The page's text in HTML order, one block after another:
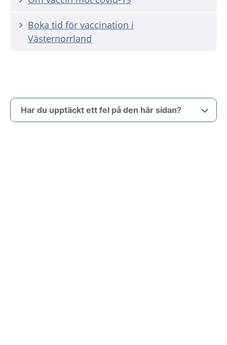
Boka tid för vaccination i
Västernorrland
Har du upptäckt ett fel på den här sidan?